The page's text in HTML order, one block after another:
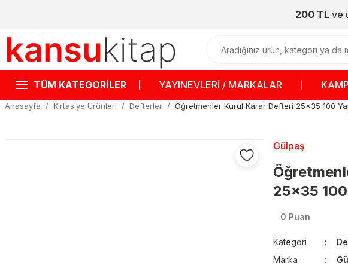
200 TLve
TÜM KATEGORİLER YAYINEVLERİ / MARKALAR
Anasayfa Kırtasiye Ürünleri Defterler Öğretmenler Kurul Karar Defteri 25x35 100
Gülpaş
25x35
0 Puan
Kategori
Marka